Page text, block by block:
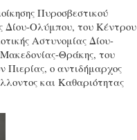
Πυροσβεστικού
Δίου-Ολύμπου, του Κέντρου
Αστυνομίας Δίου-
Θράκης, του
Πιερίας, ο αντιδήμαρχος
και Καθαριότητας